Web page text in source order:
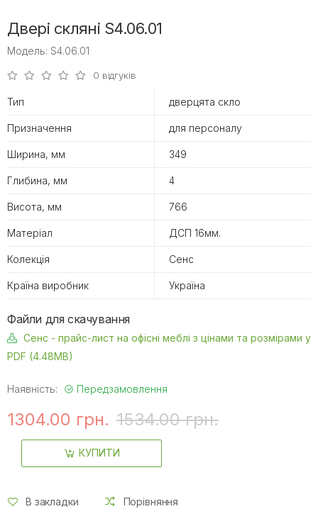
Двері скляні S4.06.01
Модель: S4.06.01
0 відгуків
Тип дверцята скло
Призначення для персоналу
Ширина, мм 349
Глибина, мм 4
Висота, мм 766
Матеріал ДСП 16мм.
Колекція Сенс
Країна виробник Україна
Файли для скачування
Сенс - прайс-лист на офісні меблі з цінами та розмірами у
PDF (4.48MB)
Наявність: Передзамовлення
1304.00 грн. 1534.00 грн.
КУПИТИ
В закладки Порівняння